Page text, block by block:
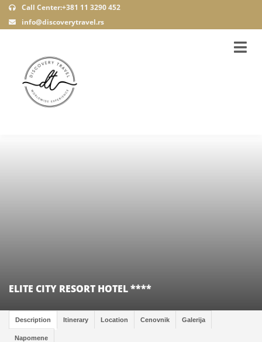
Call Center:+381 11 3290 452
info@discoverytravel.rs
ELITE CITY RESORT HOTEL ****
Description Itinerary Location Cenovnik Galerija
Napomene